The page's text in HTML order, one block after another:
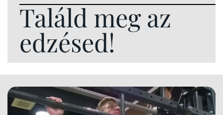
Találd meg az
edzésed!